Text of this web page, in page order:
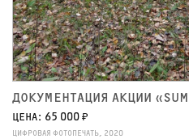
ДОКУМЕНТАЦИЯ АКЦИИ
ЦЕНА: 65 000 ₽
ЦИФРОВАЯ ФОТОПЕЧАТЬ, 2020